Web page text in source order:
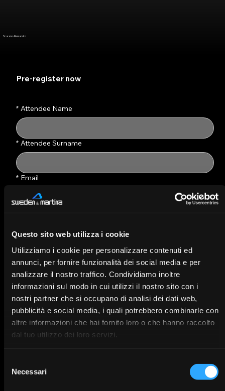
Questo sito web utilizza i cookie
Utilizziamo i cookie per personalizzare contenuti ed
annunci, per fornire funzionalità dei social media e per
analizzare il nostro traffico. Condividiamo inoltre
informazioni sul modo in cui utilizzi il nostro sito con i
nostri partner che si occupano di analisi dei dati web,
pubblicità e social media, i quali potrebbero combinarle con
altre informazioni che hai fornito loro o che hanno raccolto
dal tuo utilizzo dei loro servizi.
delNecessari
Scarano Alessandro
Pre-register now
* Attendee Name
* Attendee Surname
* Email
* Billing Name
* Country
Next